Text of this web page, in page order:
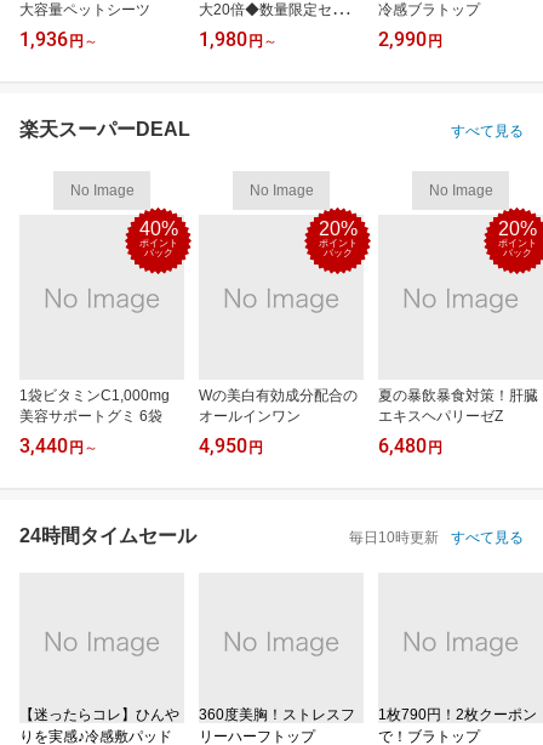
大容量ペットシーツ
1,936 円 ～
大20倍◆数量限定セット
も
1,980 円 ～
冷感ブラトップ
2,990 円
楽天スーパーDEAL すべて見る
No Image
40%
ポイント
バック
1袋ビタミンC1,000mg
美容サポートグミ 6袋
3,440 円 ～
No Image
20%
ポイント
バック
Wの美白有効成分配合の
オールインワン
4,950 円
No Image
20%
ポイント
バック
夏の暴飲暴食対策！肝臓
エキスヘパリーゼZ
6,480 円
24時間タイムセール 毎日10時更新 すべて見る
【迷ったらコレ】ひんや
りを実感♪冷感敷パッド
360度美胸！ストレスフ
リーハーフトップ
1枚790円！2枚クーポン
で！ブラトップ